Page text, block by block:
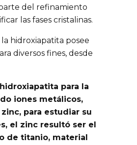
del refinamiento
las fases cristalinas.
hidroxiapatita posee
diversos fines, desde
para la
iones metálicos,
para estudiar su
el zinc resultó ser el
de titanio, material